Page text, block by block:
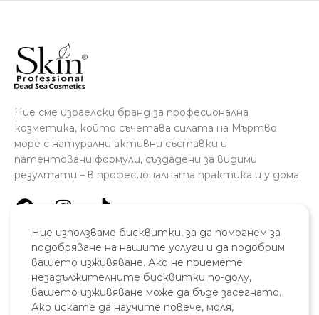
Ние сме израелски бранд за професионална
козметика, който съчетава силата на Мъртво
море с натурални активни съставки и
патентовани формули, създадени за видими
резултати – в професионалната практика и у дома.
ЗА НАС
За Нас
Контакти
FAQ's
Ние използваме бисквитки, за да помогнем за
подобряване на нашите услуги и да подобрим
вашето изживяване. Ако не приемете
незадължителните бисквитки по-долу,
вашето изживяване може да бъде засегнато.
Ако искате да научите повече, моля,